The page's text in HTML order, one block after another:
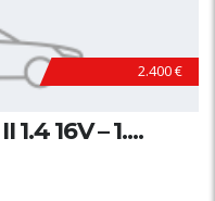
2.400 €
16V – 1....